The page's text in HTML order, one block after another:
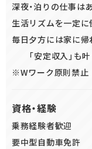
教育制度にも自信
入社後は2ヵ月～3ヵ
しっかり独り立ちを
教育担当が付くので
分からないことは何
深夜・泊りの仕事は
生活リズムを一定
毎日夕方には家に帰
「安定収入」も叶
※Wワーク原則禁止
資格・経験
乗務経験者歓迎
要中型自動車免許